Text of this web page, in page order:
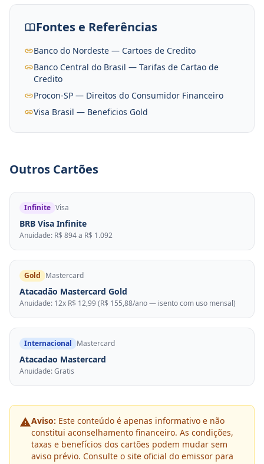
Fontes e Referências
Banco do Nordeste — Cartoes de Credito
Banco Central do Brasil — Tarifas de Cartao de
Credito
Procon-SP — Direitos do Consumidor Financeiro
Visa Brasil — Beneficios Gold
Outros Cartões
Infinite Visa
BRB Visa Infinite
Anuidade: R$ 894 a R$ 1.092
Gold Mastercard
Atacadão Mastercard Gold
Anuidade: 12x R$ 12,99 (R$ 155,88/ano — isento com uso mensal)
Internacional Mastercard
Atacadao Mastercard
Anuidade: Gratis
Aviso: Este conteúdo é apenas informativo e não
constitui aconselhamento financeiro. As condições,
taxas e benefícios dos cartões podem mudar sem
aviso prévio. Consulte o site oficial do emissor para